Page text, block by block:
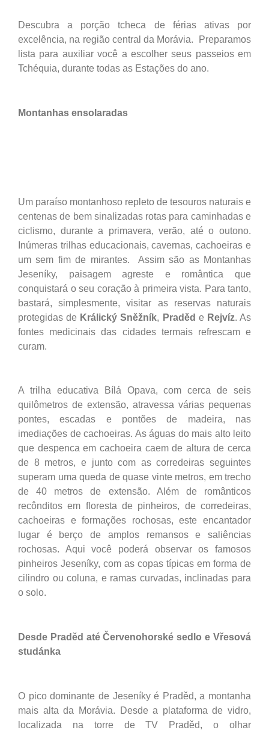
Descubra a porção tcheca de férias ativas por
excelência, na região central da Morávia. Preparamos
lista para auxiliar você a escolher seus passeios em
Tchéquia, durante todas as Estações do ano.
Montanhas ensolaradas
Um paraíso montanhoso repleto de tesouros naturais e
centenas de bem sinalizadas rotas para caminhadas e
ciclismo, durante a primavera, verão, até o outono.
Inúmeras trilhas educacionais, cavernas, cachoeiras e
um sem fim de mirantes. Assim são as Montanhas
Jeseníky, paisagem agreste e romântica que
conquistará o seu coração à primeira vista. Para tanto,
bastará, simplesmente, visitar as reservas naturais
protegidas de Králický Sněžník, Praděd e Rejvíz. As
fontes medicinais das cidades termais refrescam e
curam.
A trilha educativa Bílá Opava, com cerca de seis
quilômetros de extensão, atravessa várias pequenas
pontes, escadas e pontões de madeira, nas
imediações de cachoeiras. As águas do mais alto leito
que despenca em cachoeira caem de altura de cerca
de 8 metros, e junto com as corredeiras seguintes
superam uma queda de quase vinte metros, em trecho
de 40 metros de extensão. Além de românticos
recônditos em floresta de pinheiros, de corredeiras,
cachoeiras e formações rochosas, este encantador
lugar é berço de amplos remansos e saliências
rochosas. Aqui você poderá observar os famosos
pinheiros Jeseníky, com as copas típicas em forma de
cilindro ou coluna, e ramas curvadas, inclinadas para
o solo.
Desde Praděd até Červenohorské sedlo e Vřesová
studánka
O pico dominante de Jeseníky é Praděd, a montanha
mais alta da Morávia. Desde a plataforma de vidro,
localizada na torre de TV Praděd, o olhar